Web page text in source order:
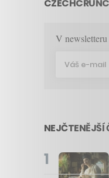
V
NEJČTENĚJŠÍ
1